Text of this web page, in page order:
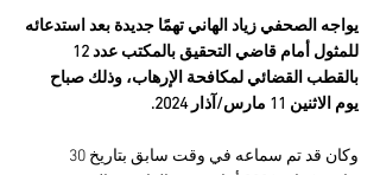
يواجه الصحفي زياد الهاني تهمًا جديدة بعد استدعائه
بالقطب القضائي لمكافحة الإرهاب، وذلك صباح
يوم الاثنين 11 مارس/آذار 2024.